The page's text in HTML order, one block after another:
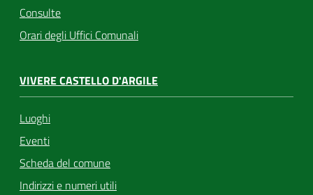
Consulte
Orari degli Uffici Comunali
VIVERE CASTELLO D'ARGILE
Luoghi
Eventi
Scheda del comune
Indirizzi e numeri utili